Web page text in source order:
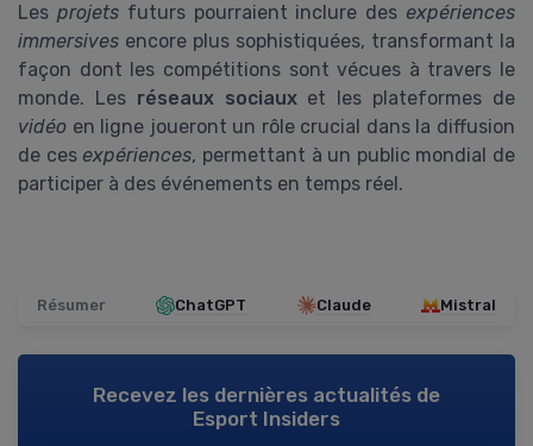
Les projetsfuturs pourraient inclure des expériences
immersives encore plus sophistiquées, transformant la
façon dont les compétitions sont vécues à travers le
monde. Les réseaux sociauxet les plateformes de
vidéo en ligne joueront un rôle crucial dans la diffusion
de ces expériences, permettant à un public mondial de
participer à des événements en temps réel.
Résumer ChatGPT Claude Mistral
Recevez les dernières actualités de
Esport Insiders